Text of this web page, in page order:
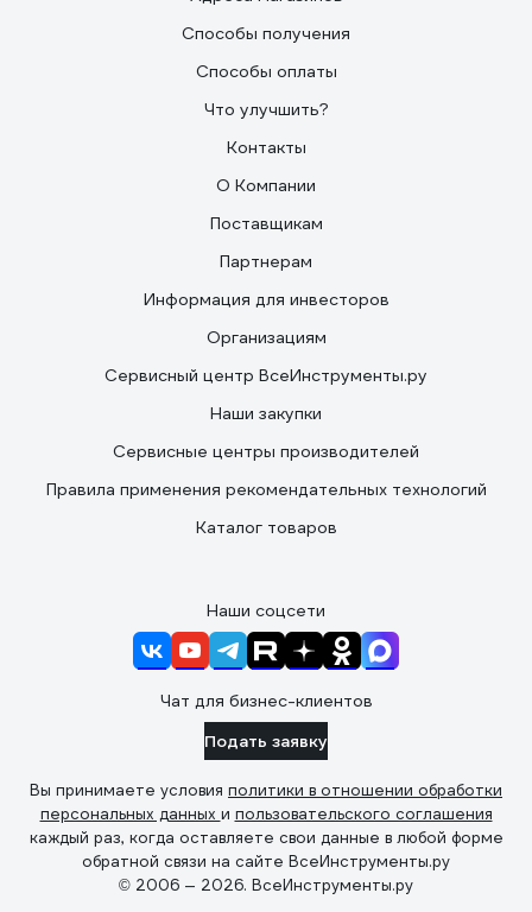
Способы получения
Способы оплаты
Что улучшить?
Контакты
О Компании
Поставщикам
Партнерам
Информация для инвесторов
Организациям
Сервисный центр ВсеИнструменты.ру
Наши закупки
Сервисные центры производителей
Правила применения рекомендательных технологий
Каталог товаров
Наши соцсети
Чат для бизнес-клиентов
Подать заявку
Вы принимаете условия политики в отношении обработки
персональных данных и пользовательского соглашения
каждый раз, когда оставляете свои данные в любой форме
обратной связи на сайте ВсеИнструменты.ру
© 2006 — 2026. ВсеИнструменты.ру